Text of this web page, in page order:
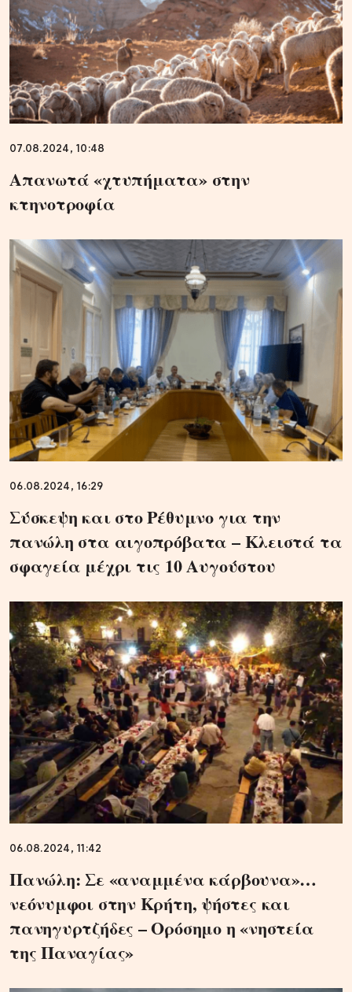
07.08.2024, 10:48
Απανωτά «χτυπήματα» στην
κτηνοτροφία
06.08.2024, 16:29
Σύσκεψη και στο Ρέθυμνο για την
πανώλη στα αιγοπρόβατα – Κλειστά τα
σφαγεία μέχρι τις 10 Αυγούστου
06.08.2024, 11:42
Πανώλη: Σε «αναμμένα κάρβουνα»…
νεόνυμφοι στην Κρήτη, ψήστες και
πανηγυρτζήδες – Ορόσημο η «νηστεία
της Παναγίας»